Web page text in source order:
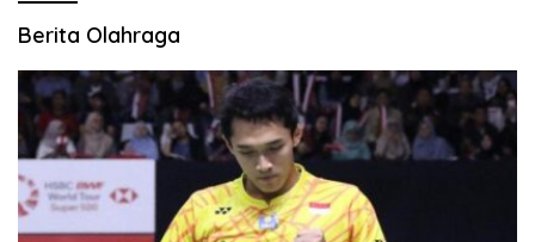
Berita Olahraga